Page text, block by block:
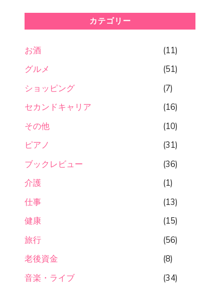
カテゴリー
お酒
(11)
グルメ
(51)
ショッピング
(7)
セカンドキャリア
(16)
その他
(10)
ピアノ
(31)
ブックレビュー
(36)
介護
(1)
仕事
(13)
健康
(15)
旅行
(56)
老後資金
(8)
音楽・ライブ
(34)